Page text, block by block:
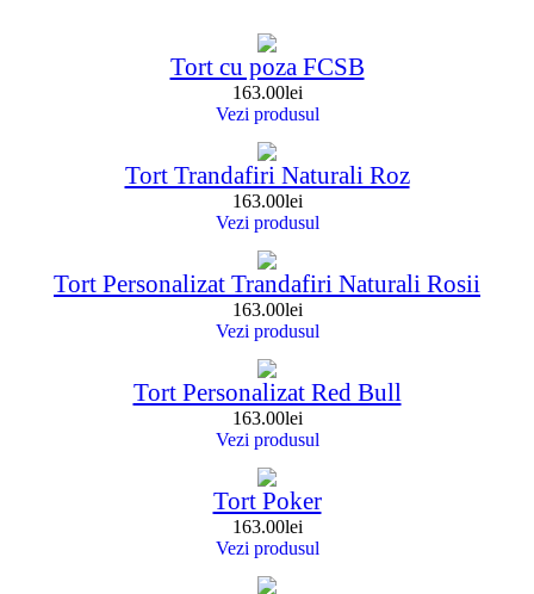
Tort cu poza FCSB
163.00lei
Vezi produsul
Tort Trandafiri Naturali Roz
163.00lei
Vezi produsul
Tort Personalizat Trandafiri Naturali Rosii
163.00lei
Vezi produsul
Tort Personalizat Red Bull
163.00lei
Vezi produsul
Tort Poker
163.00lei
Vezi produsul